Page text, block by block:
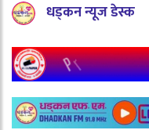
धड्कन न्यूज डेस्क